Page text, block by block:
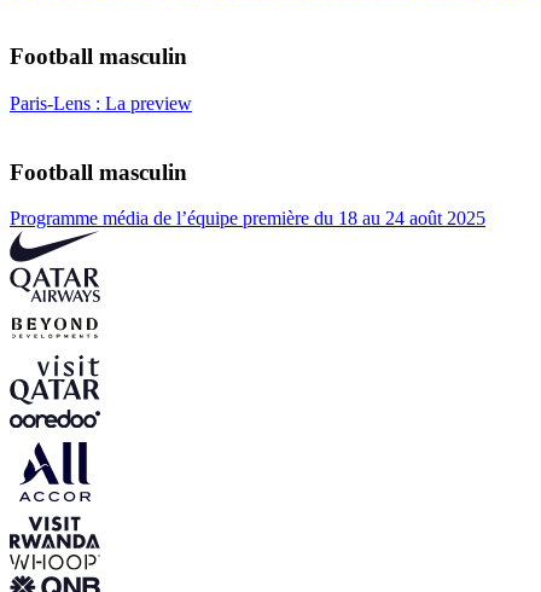
Football masculin
Paris-Lens : La preview
Football masculin
Programme média de l’équipe première du 18 au 24 août 2025